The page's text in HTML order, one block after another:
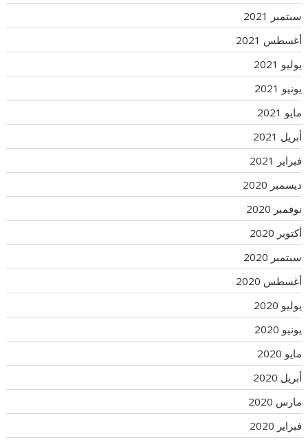
سبتمبر 2021
أغسطس 2021
يوليو 2021
يونيو 2021
مايو 2021
أبريل 2021
فبراير 2021
ديسمبر 2020
نوفمبر 2020
أكتوبر 2020
سبتمبر 2020
أغسطس 2020
يوليو 2020
يونيو 2020
مايو 2020
أبريل 2020
مارس 2020
فبراير 2020